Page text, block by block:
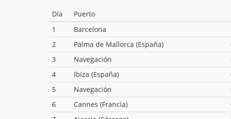
Día Puerto
1
Barcelona
2
Palma de Mallorca (España)
3
Navegación
4
Ibiza (España)
5
Navegación
6
Cannes (Francia)